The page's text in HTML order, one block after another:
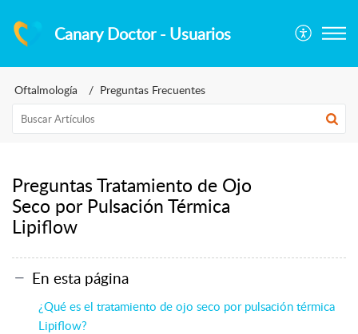
Canary Doctor - Usuarios
Oftalmología Preguntas Frecuentes
Preguntas Tratamiento de Ojo
Seco por Pulsación Térmica
Lipiflow
En esta página
¿Qué es el tratamiento de ojo seco por pulsación térmica
Lipiflow?